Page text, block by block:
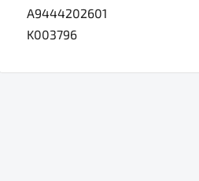
A9444202601
K003796